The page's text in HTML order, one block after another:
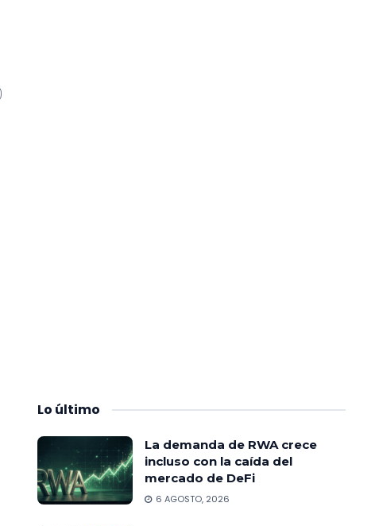
Lo último
La demanda de RWA crece
incluso con la caída del
mercado de DeFi
6 AGOSTO, 2026